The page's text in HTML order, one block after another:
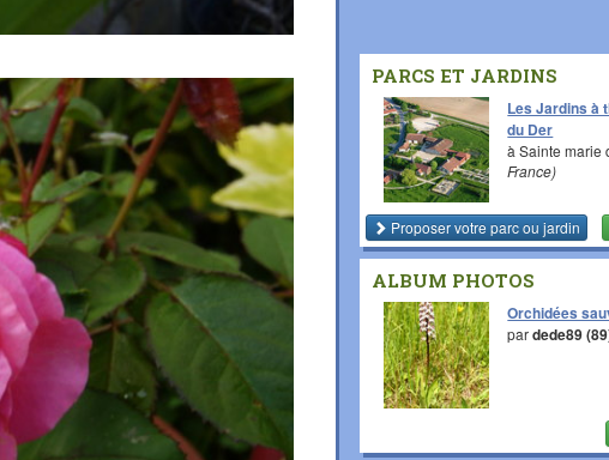
PARCS ET JARDINS
Les Jardins à
du Der
à Sainte marie
France)
Proposer votre parc ou jardin
ALBUM PHOTOS
Orchidées
pardede89